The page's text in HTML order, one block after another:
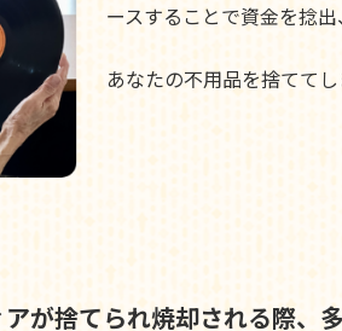
ースすることで資金を捻
あなたの不用品を捨てて
が捨てられ焼却される際、